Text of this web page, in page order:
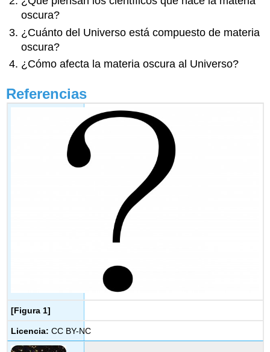
oscura?
¿Cuánto del Universo está compuesto de materia
oscura?
¿Cómo afecta la materia oscura al Universo?
Referencias
[Figura 1]
Licencia: CC BY-NC